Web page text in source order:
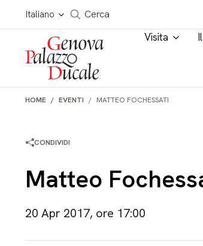
Salta al contenuto
Italiano
Cerca in tutto il sito
Cerca
Visita
HOME EVENTI MATTEO FOCHESSATI
CONDIVIDI
Matteo
20 Apr 2017, ore 17:00